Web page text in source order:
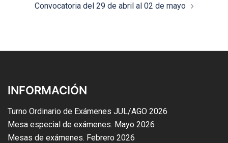
Convocatoria del 29 de abril al 02 de mayo
INFORMACIÓN
Turno Ordinario de Exámenes JUL/AGO 2026
Mesa especial de exámenes. Mayo 2026
Mesas de exámenes. Febrero 2026